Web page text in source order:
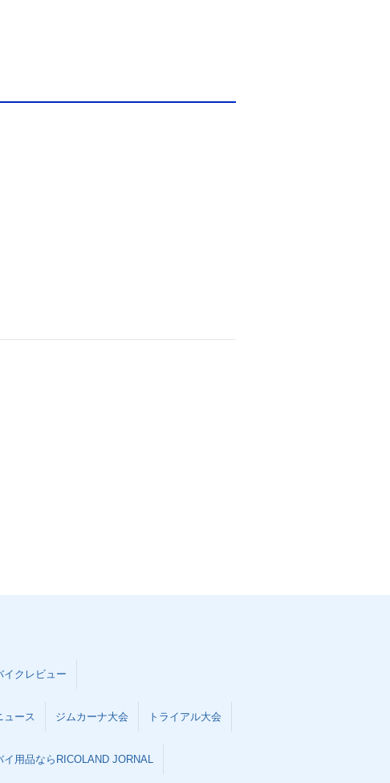
イクレビュー
ュース ジムカーナ大会 トライアル大会
イ用品ならRICOLAND JORNAL